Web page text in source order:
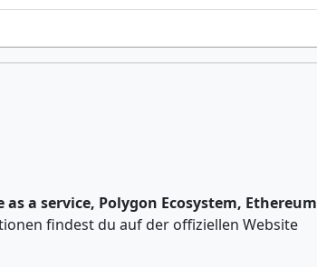
as a service, Polygon Ecosystem, Ethereum
findest du auf der offiziellen Website